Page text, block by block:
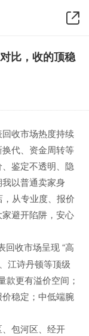
比，收的顶稳
收市场热度持续
代、资金周转等
鉴定不透明、隐
以普通卖家身
从专业度、报价
避开陷阱，安心
回收市场呈现 “高
江诗丹顿等顶级
款更有溢价空间；
稳定；中低端腕
包河区、经开